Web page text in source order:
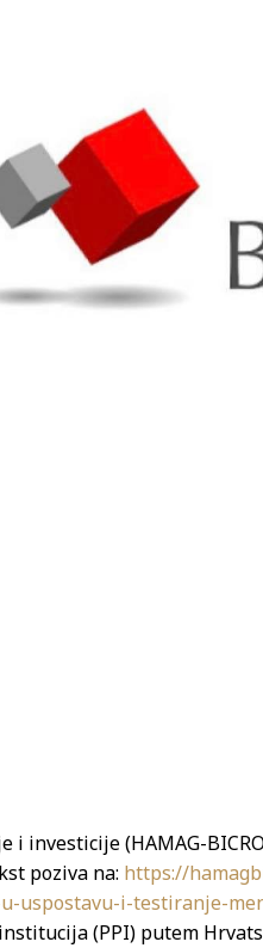
i investicije (HAMAG-
poziva na: https://
uspostavu-i-testiranje-
(PPI) putem